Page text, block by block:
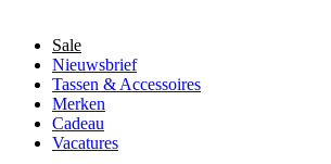
Sale
Nieuwsbrief
Tassen & Accessoires
Merken
Cadeau
Vacatures